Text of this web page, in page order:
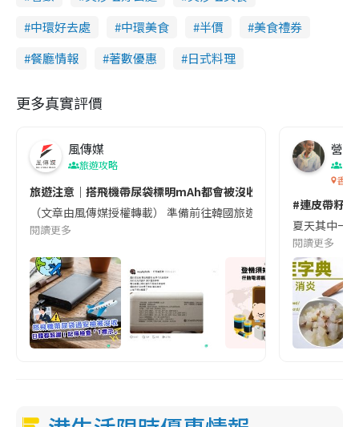
中環好去處
中環美食 半價
美食禮券
餐廳情報
著數優惠 日式料理
更多真實評價
風傳媒
旅遊攻略
旅遊注意｜搭飛機帶尿袋標明mAh都會被沒收😱出發前切記檢查
（文章由風傳媒授權轉載） 準備前往韓國旅遊的民眾，近期要
閱讀更多
營養
香港
#連皮帶籽
夏天其中一
閱讀更多